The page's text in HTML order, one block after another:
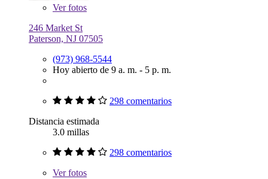
Verfotos
246 Market St
Paterson, NJ 07505
(973) 968-5544
Hoy abierto de 9 a. m. - 5 p. m.
298 comentarios
Distancia estimada
3.0 millas
298 comentarios
Verfotos